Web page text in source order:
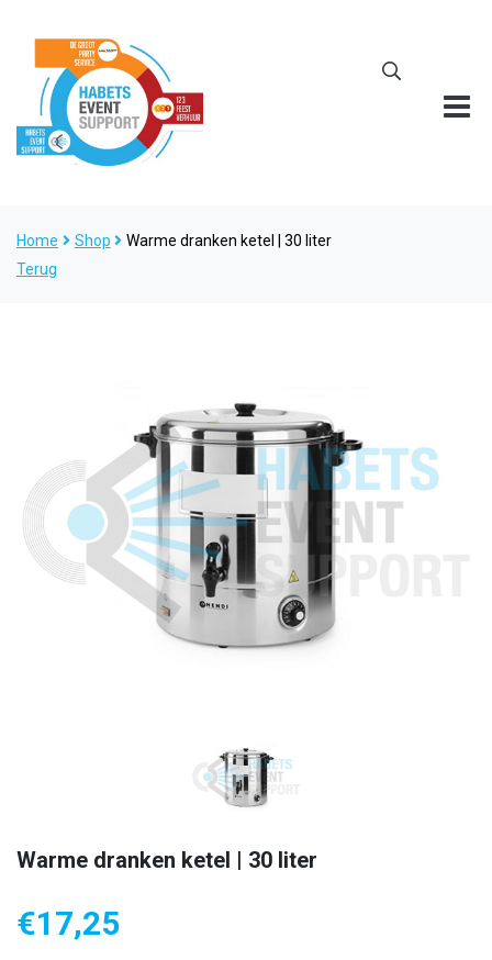
Home Shop
Warme dranken ketel | 30 liter
Terug
Warme dranken ketel | 30 liter
€17,25